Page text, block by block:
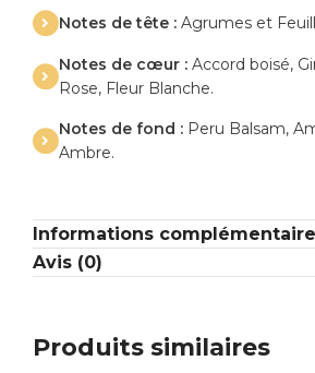
Notes de tête :Agrumes et
Notes de cœur :Accord boisé,
Rose, Fleur Blanche.
Notes de fond :Peru Balsam,
Ambre.
Informations
Avis (0)
Produits similaires